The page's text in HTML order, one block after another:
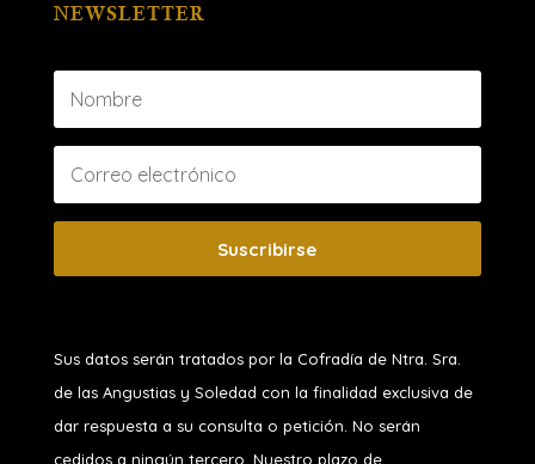
NEWSLETTER
Suscribirse
Sus datos serán tratados por la Cofradía de Ntra. Sra.
de las Angustias y Soledad con la finalidad exclusiva de
dar respuesta a su consulta o petición. No serán
cedidos a ningún tercero. Nuestro plazo de